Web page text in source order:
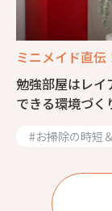
ミニメイド直
勉強部屋はレイ
できる環境づく
#お掃除の時短